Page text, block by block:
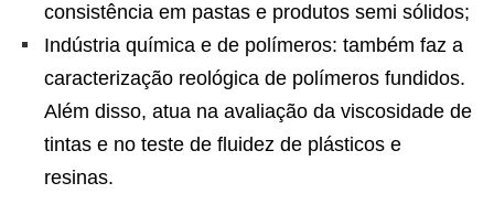
consistência em pastas e produtos semi sólidos;
Indústria química e de polímeros: também faz a
caracterização reológica de polímeros fundidos.
Além disso, atua na avaliação da viscosidade de
tintas e no teste de fluidez de plásticos e
resinas.